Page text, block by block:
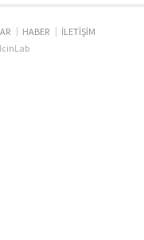
HABER
İLETİŞİM